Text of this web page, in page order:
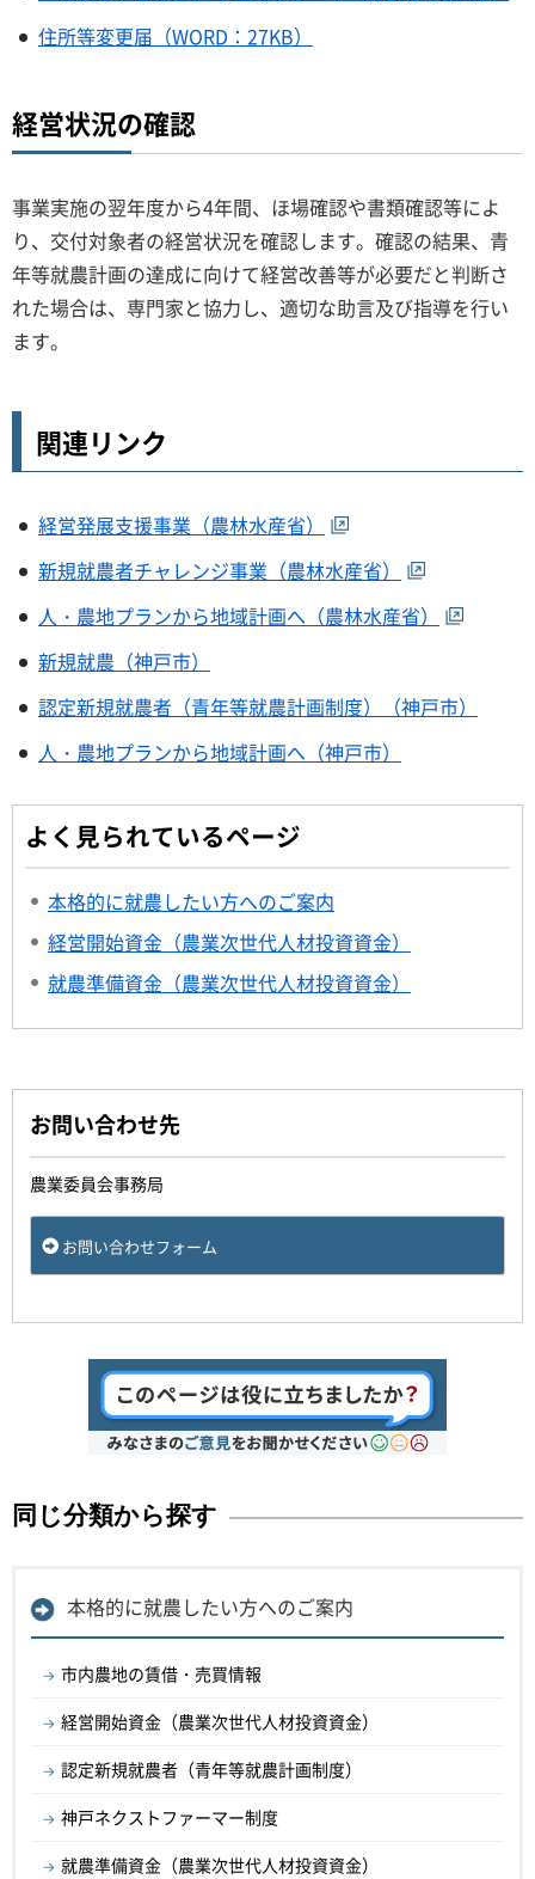
住所等変更届（WORD：27KB）
経営状況の確認
事業実施の翌年度から4年間、ほ場確認や書類確認等によ
り、交付対象者の経営状況を確認します。確認の結果、青
年等就農計画の達成に向けて経営改善等が必要だと判断さ
れた場合は、専門家と協力し、適切な助言及び指導を行い
ます。
関連リンク
経営発展支援事業（農林水産省）
新規就農者チャレンジ事業（農林水産省）
人・農地プランから地域計画へ（農林水産省）
新規就農（神戸市）
認定新規就農者（青年等就農計画制度）（神戸市）
人・農地プランから地域計画へ（神戸市）
よく見られているページ
本格的に就農したい方へのご案内
経営開始資金（農業次世代人材投資資金）
就農準備資金（農業次世代人材投資資金）
お問い合わせ先
農業委員会事務局
お問い合わせフォーム
同じ分類から探す
本格的に就農したい方へのご案内
市内農地の賃借・売買情報
経営開始資金（農業次世代人材投資資金）
認定新規就農者（青年等就農計画制度）
神戸ネクストファーマー制度
就農準備資金（農業次世代人材投資資金）